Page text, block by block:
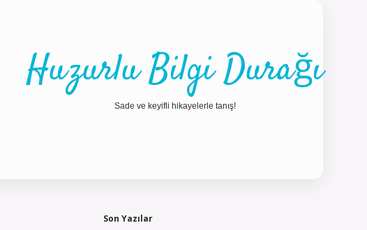
Huzurlu Bilgi Durağı
Sade ve keyifli hikayelerle tanış!
Son Yazılar